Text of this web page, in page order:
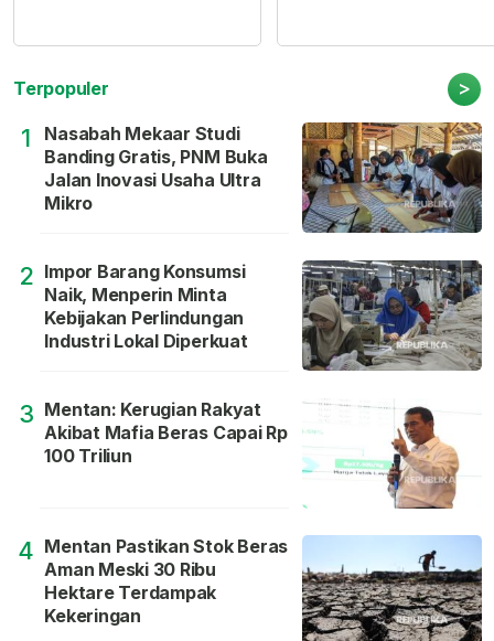
Terpopuler >
1
Nasabah Mekaar Studi
Banding Gratis, PNM Buka
Jalan Inovasi Usaha Ultra
Mikro
2 Impor Barang Konsumsi
Naik, Menperin Minta
Kebijakan Perlindungan
Industri Lokal Diperkuat
3 Mentan: Kerugian Rakyat
Akibat Mafia Beras Capai Rp
100 Triliun
4 Mentan Pastikan Stok Beras
Aman Meski 30 Ribu
Hektare Terdampak
Kekeringan